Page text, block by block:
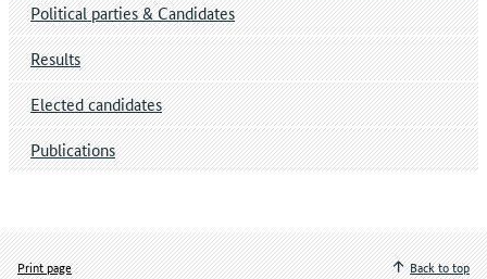
Political parties & Candidates
Results
Elected candidates
Publications
Print page
Back to top